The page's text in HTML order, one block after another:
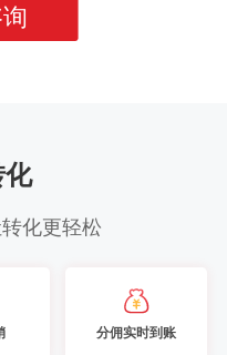
化更轻松
分佣实时到账